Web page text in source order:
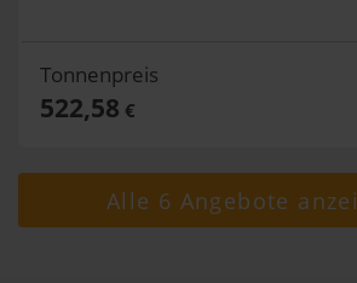
Tonnenpreis
522,58 €
Alle 6 Angebote